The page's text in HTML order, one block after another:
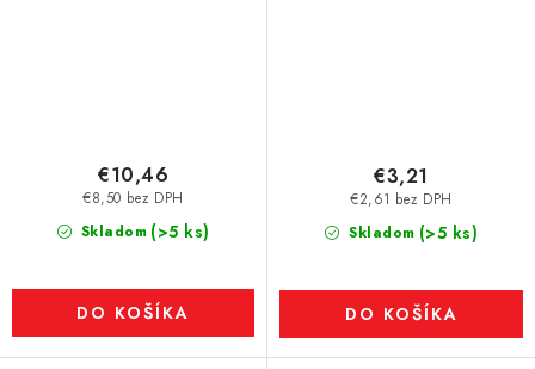
Skladom (>5 ks)
€8,50 bez DPH
€10,46
DO KOŠÍKA
Skladom (>5 ks)
€2,61 bez DPH
€3,21
DO KOŠÍKA